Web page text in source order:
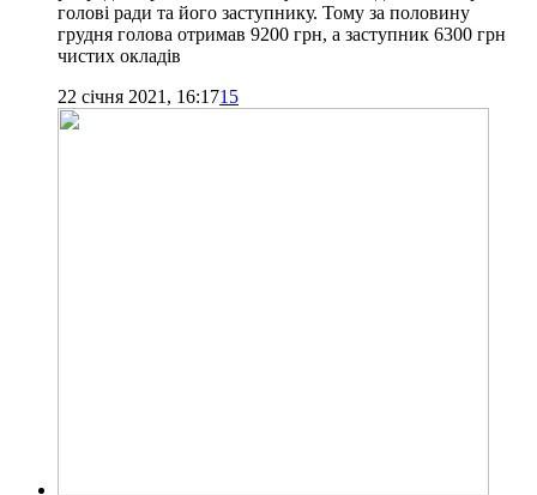
голові ради та його заступнику. Тому за половину
грудня голова отримав 9200 грн, а заступник 6300 грн
чистих окладів
22 січня 2021, 16:1715